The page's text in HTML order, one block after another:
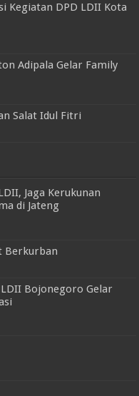
Kegiatan DPD LDII Kota
Adipala Gelar Family
Salat Idul Fitri
Jaga Kerukunan
di Jateng
Berkurban
Bojonegoro Gelar